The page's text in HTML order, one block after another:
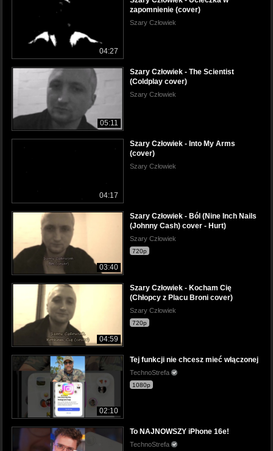
04:27
zapomnienie (cover)
Szary Człowiek
05:11
Szary Człowiek - The Scientist
(Coldplay cover)
Szary Człowiek
04:17
Szary Człowiek - Into My Arms
(cover)
Szary Człowiek
03:40
Szary Człowiek - Ból (Nine Inch Nails
(Johnny Cash) cover - Hurt)
Szary Człowiek
720p
04:59
Szary Człowiek - Kocham Cię
(Chłopcy z Placu Broni cover)
Szary Człowiek
720p
02:10
Tej funkcji nie chcesz mieć włączonej
TechnoStrefa
1080p
To NAJNOWSZY iPhone 16e!
TechnoStrefa